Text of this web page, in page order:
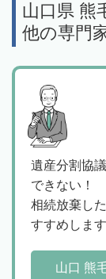
山口県 熊
他の専門
遺産分割協
できない！
相続放棄し
すすめします
山口 熊